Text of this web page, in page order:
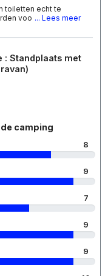
toiletten echt te
voo ... Lees meer
: Standplaats met
camping
8
9
7
9
9